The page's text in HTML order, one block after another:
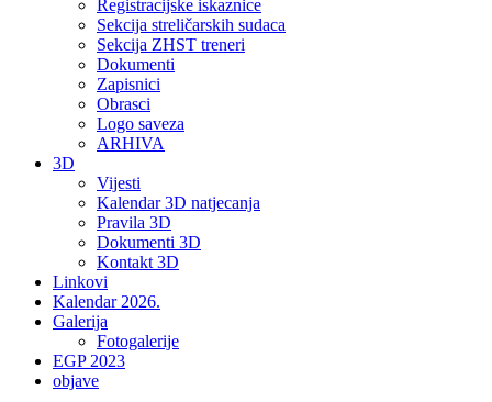
Registracijske iskaznice
Sekcija streličarskih sudaca
Sekcija ZHST treneri
Dokumenti
Zapisnici
Obrasci
Logo saveza
ARHIVA
3D
Vijesti
Kalendar 3D natjecanja
Pravila 3D
Dokumenti 3D
Kontakt 3D
Linkovi
Kalendar 2026.
Galerija
Fotogalerije
EGP 2023
objave